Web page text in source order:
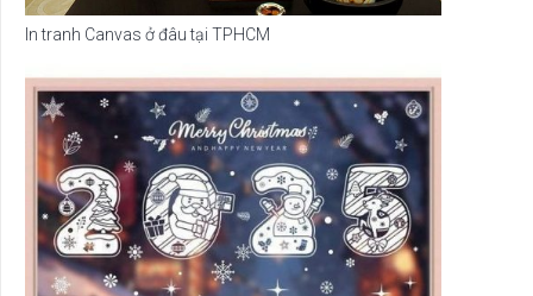
In tranh Canvas ở đâu tại TPHCM